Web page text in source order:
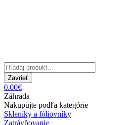
Zavrieť
0.00€
Záhrada
Nakupujte podľa kategórie
Skleníky a fóliovníky
Zatrávňovanie